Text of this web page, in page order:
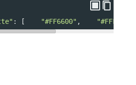
: [ "#FF6600" , "#FFFFFF"